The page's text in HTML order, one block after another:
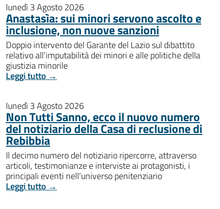
lunedì 3 Agosto 2026
Anastasìa: sui minori servono ascolto e
inclusione, non nuove sanzioni
Doppio intervento del Garante del Lazio sul dibattito
relativo all’imputabilità dei minori e alle politiche della
giustizia minorile
Leggi tutto →
lunedì 3 Agosto 2026
Non Tutti Sanno, ecco il nuovo numero
del notiziario della Casa di reclusione di
Rebibbia
Il decimo numero del notiziario ripercorre, attraverso
articoli, testimonianze e interviste ai protagonisti, i
principali eventi nell'universo penitenziario
Leggi tutto →